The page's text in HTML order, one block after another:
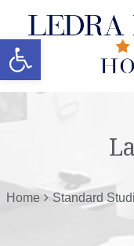
Ανοίξτε τη γραμμή εργαλείων
Home Standard